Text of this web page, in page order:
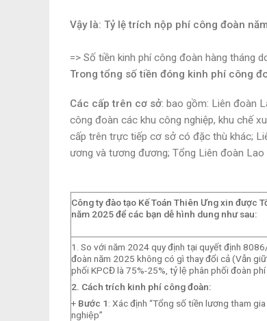
Vậy là: Tỷ lệ trích nộp phí công đoàn
=> Số tiền kinh phí công đoàn hàng tháng
Trong tổng số tiền đóng kinh phí công
Các cấp trên cơ sở: bao gồm: Liên đoàn
công đoàn các khu công nghiệp, khu chế
cấp trên trực tiếp cơ sở có đặc thù khác;
ương và tương đương; Tổng Liên đoàn
Công ty đào tạo Kế Toán Thiên Ưng xin được
năm 2025 để các bạn dễ hình dung như sau:
1. So với năm 2024 quy định tại quyết định
đoàn năm 2025 không có gì thay đổi cả (Vẫn
phối KPCĐ là 75%-25%, tỷ lệ phân phối đoàn
2. Cách trích kinh phí công đoàn:
+ Bước 1: Xác định “Tổng số tiền lương tham
nghiệp”